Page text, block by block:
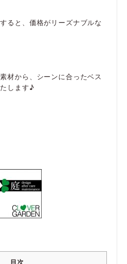
ると、価格がリーズナブルな
材から、シーンに合ったベス
します♪
目次